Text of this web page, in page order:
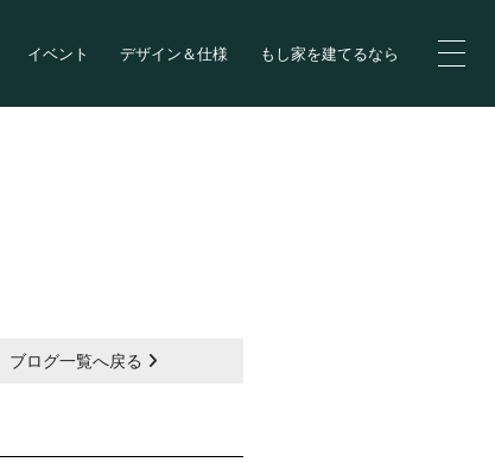
イベント デザイン＆仕様 もし家を建てるなら
ブログ一覧へ戻る